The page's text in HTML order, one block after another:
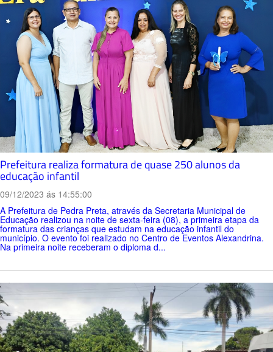
Prefeitura realiza formatura de quase 250 alunos da
educação infantil
09/12/2023 ás 14:55:00
A Prefeitura de Pedra Preta, através da Secretaria Municipal de
Educação realizou na noite de sexta-feira (08), a primeira etapa da
formatura das crianças que estudam na educação infantil do
município. O evento foi realizado no Centro de Eventos Alexandrina.
Na primeira noite receberam o diploma d...